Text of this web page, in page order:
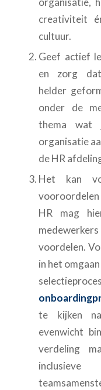
creativiteit
cultuur.
Geef actief
en zorg dat
helder
onder de
thema wat
organisatie
de HR
Het kan
HR mag
voordelen.
in het
te kijken
evenwicht
verdeling